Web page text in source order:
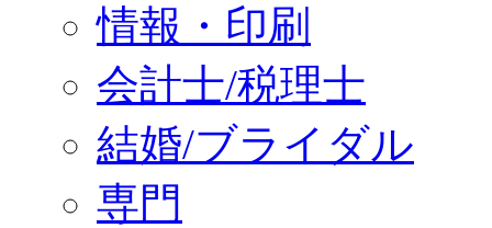
情報・印刷
会計士/税理士
結婚/ブライダル
専門